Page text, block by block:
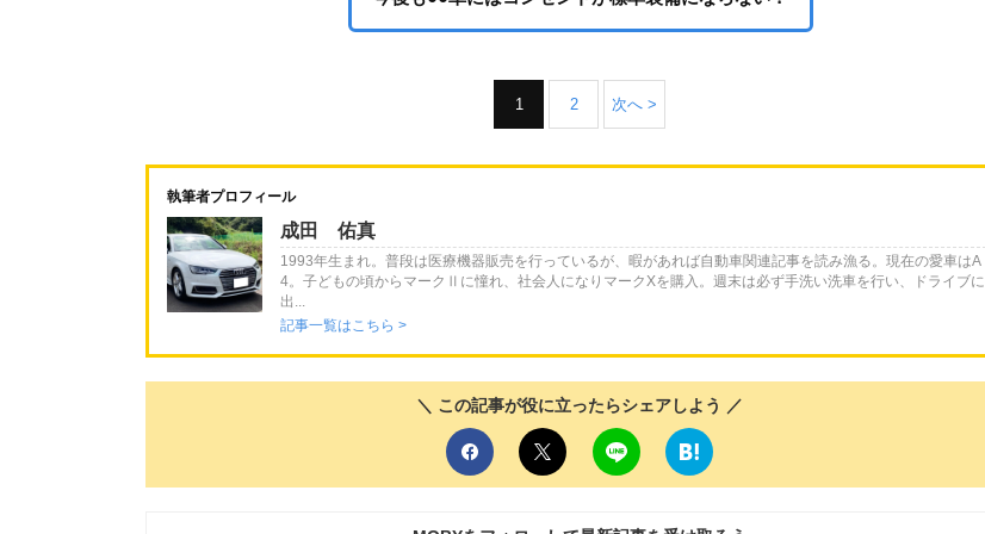
1 2 次へ >
執筆者プロフィール
成田 佑真
1993年生まれ。普段は医療機器販売を行っているが、暇があれば自動車関連記事を読み漁る。現在の愛車はA
4。子どもの頃からマークⅡに憧れ、社会人になりマークXを購入。週末は必ず手洗い洗車を行い、ドライブに
出...
記事一覧はこちら >
＼ この記事が役に立ったらシェアしよう ／